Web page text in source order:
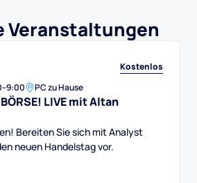
Veranstaltungen
Kostenlos
–9:00 PC zu Hause
LIVE mit Altan
Bereiten Sie sich mit Analyst
neuen Handelstag vor.